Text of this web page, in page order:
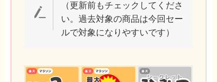
（更新前もチェックしてくださ
い。過去対象の商品は今回セー
ルで対象になりやすいです）